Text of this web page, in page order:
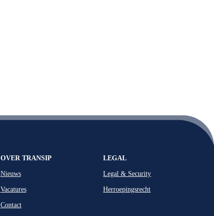
OVER TRANSIP
Nieuws
Vacatures
Contact
LEGAL
Legal & Security
Herroepingsrecht